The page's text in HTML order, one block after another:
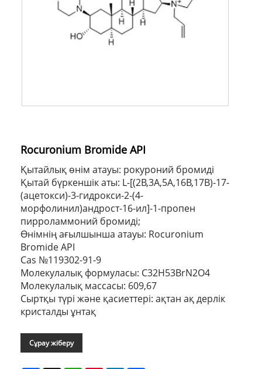
Rocuronium Bromide API
Қытайлық өнім атауы: рокуроний бромиді
Қытай бүркеншік аты: L-[(2Β,3Α,5Α,16Β,17Β)-17-
(ацетокси)-3-гидрокси-2-(4-
морфолинил)андрост-16-ил]-1-пропен
пирроламмоний бромиді;
Өнімнің ағылшынша атауы: Rocuronium
Bromide API
Cas №119302-91-9
Молекулалық формуласы: C32H53BrN2O4
Молекулалық массасы: 609,67
Сыртқы түрі және қасиеттері: ақтан ақ дерлік
кристалды ұнтақ
Сұрау жіберу